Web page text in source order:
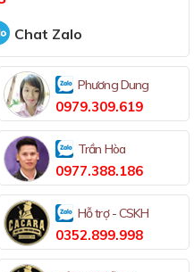
Chat Zalo
Phương Dung
0979.309.619
Trần Hòa
0977.388.186
Hỗ trợ - CSKH
0352.899.998